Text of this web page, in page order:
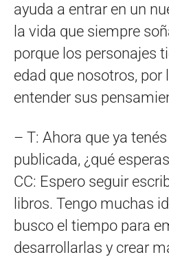
ayuda a entrar en un
la vida que siempre
porque los personajes
edad que nosotros, por
entender sus
– T: Ahora que ya
publicada, ¿qué
CC: Espero seguir
libros. Tengo muchas
busco el tiempo para
desarrollarlas y crear